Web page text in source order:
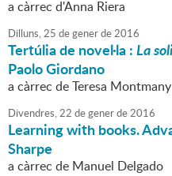
a càrrec d'Anna Riera
Dilluns,25 degenerde2016
Tertúlia de novel·la :La
Paolo Giordano
a càrrec de Teresa Montmany
Divendres,22 degenerde2016
Learning with books.
Sharpe
a càrrec de Manuel Delgado